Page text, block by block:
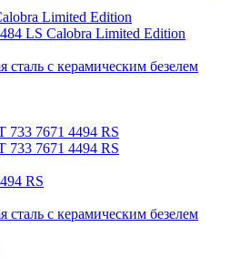
Limited Edition
LS Calobra Limited Edition
с керамическим безелем
RS
с керамическим безелем